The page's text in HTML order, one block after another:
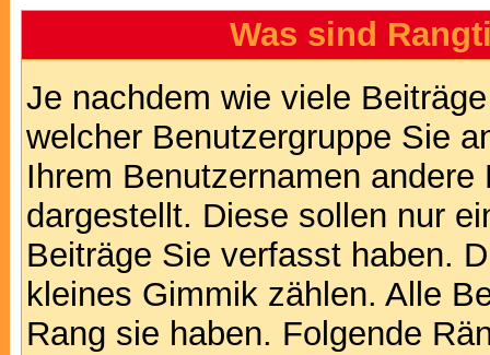
Was sind
Je nachdem wie viele
welcher Benutzergruppe Sie
Ihrem Benutzernamen
dargestellt. Diese sollen nur
Beiträge Sie verfasst haben.
kleines Gimmik zählen. Alle
Rang sie haben. Folgende